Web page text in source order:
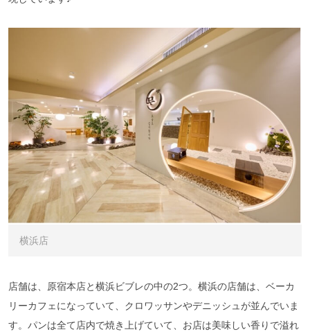
横浜店
店舗は、原宿本店と横浜ビブレの中の2つ。横浜の店舗は、ベーカ
リーカフェになっていて、クロワッサンやデニッシュが並んでいま
す。パンは全て店内で焼き上げていて、お店は美味しい香りで溢れ